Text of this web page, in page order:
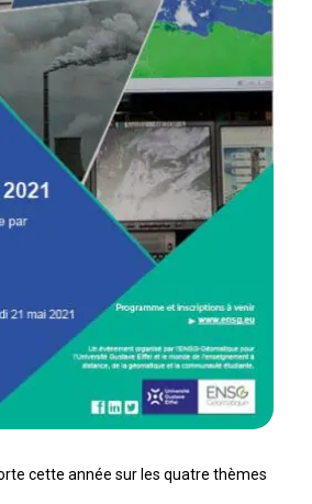
cette année sur les quatre thèmes